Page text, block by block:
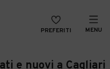
PREFERITI MENU
e nuovi a Cagliari